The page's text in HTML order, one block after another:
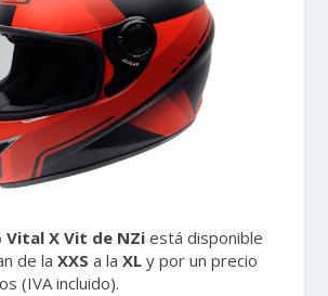
Vital X Vit de NZi está disponible
de laXXS a laXL y por un precio
(IVA incluido).